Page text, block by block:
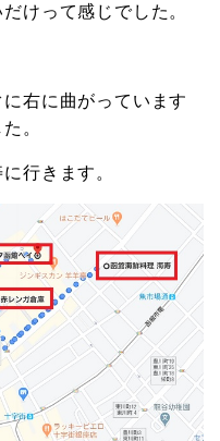
けって感じでした。
右に曲がっています
。
行きます。